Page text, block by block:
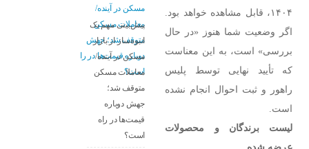
۱۴۰۴، قابل مشاهده خواهد بود.
اگر وضعیت شما هنوز «در حال
بررسی» است، به این معناست
که تأیید نهایی توسط پلیس
راهور و ثبت احوال انجام نشده
است.
لیست برندگان و محصولات
عرضه شده
پیش‌بینی مهم یک
انبوه‌ساز از بازار
مسکن در آینده/
معاملات مسکن
متوقف شد؛
جهش دوباره
قیمت‌ها در راه
است؟